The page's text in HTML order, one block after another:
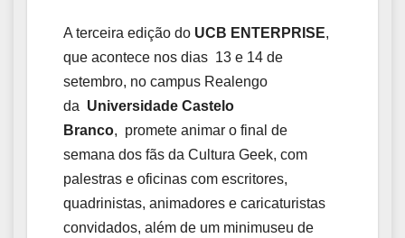
A terceira edição do UCB ENTERPRISE,
que acontece nos dias 13 e 14 de
setembro, no campus Realengo
da Universidade Castelo
Branco, promete animar o final de
semana dos fãs da Cultura Geek, com
palestras e oficinas com escritores,
quadrinistas, animadores e caricaturistas
convidados, além de um minimuseu de